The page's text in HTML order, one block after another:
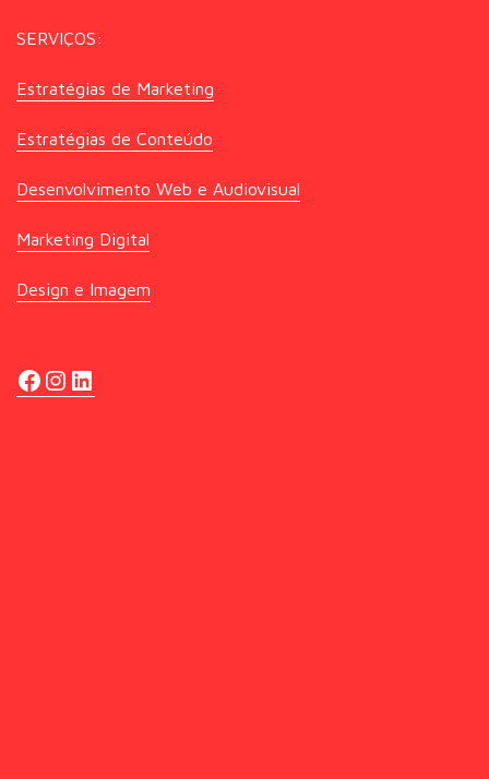
SERVIÇOS:
Estratégias de Marketing
Estratégias de Conteúdo
Desenvolvimento Web e Audiovisual
Marketing Digital
Design e Imagem